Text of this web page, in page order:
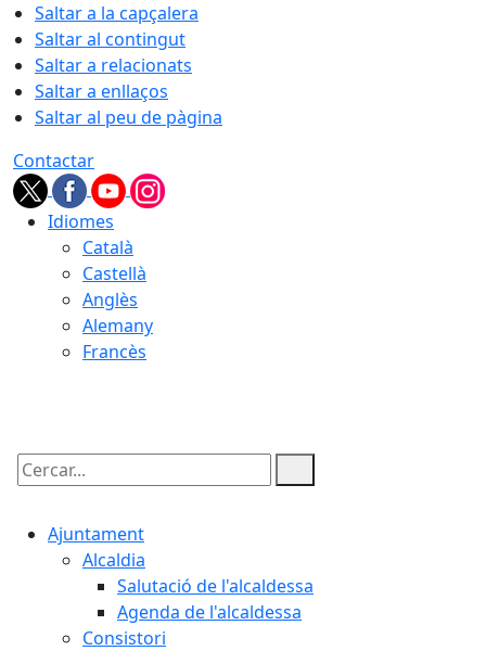
Saltar a la capçalera
Saltar al contingut
Saltar a relacionats
Saltar a enllaços
Saltar al peu de pàgina
Contactar
Idiomes
Català
Castellà
Anglès
Alemany
Francès
Cercar:
Ajuntament
Alcaldia
Salutació de l'alcaldessa
Agenda de l'alcaldessa
Consistori